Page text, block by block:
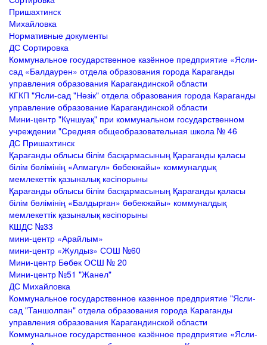
Пришахтинск
Михайловка
Нормативные документы
ДС Сортировка
Коммунальное государственное казённое предприятие «Ясли-
сад «Балдаурен» отдела образования города Караганды
управления образования Карагандинской области
КГКП "Ясли-сад "Нәзік" отдела образования города Караганды
управление образование Карагандинской области
Мини-центр "Күншуақ" при коммунальном государственном
учреждении "Средняя общеобразовательная школа № 46
ДС Пришахтинск
Қарағанды облысы білім басқармасының Қарағанды қаласы
білім бөлімінің «Алмагүл» бөбекжайы» коммуналдық
мемлекеттік қазыналық кәсіпорыны
Қарағанды облысы білім басқармасының Қарағанды қаласы
білім бөлімінің «Балдырған» бөбекжайы» коммуналдық
мемлекеттік қазыналық кәсіпорыны
КШДС №33
мини-центр «Арайлым»
мини-центр «Жулдыз» СОШ №60
Мини-центр Бөбек ОСШ № 20
Мини-центр №51 "Жанел"
ДС Михайловка
Коммунальное государственное казенное предприятие "Ясли-
сад "Таншолпан" отдела образования города Караганды
управления образования Карагандинской области
Коммунальное государственное казённое предприятие «Ясли-